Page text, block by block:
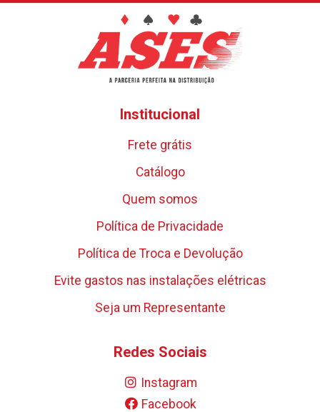
Institucional
Frete grátis
Catálogo
Quem somos
Política de Privacidade
Política de Troca e Devolução
Evite gastos nas instalações elétricas
Seja um Representante
Redes Sociais
Instagram
Facebook